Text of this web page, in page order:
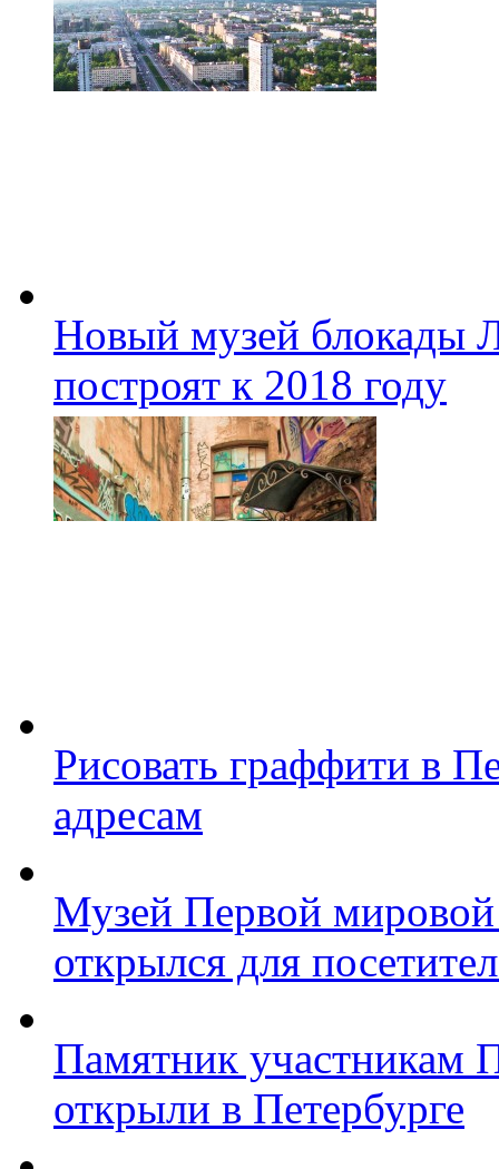
Новый музей блокады
построят к 2018 году
Рисовать граффити в
адресам
Музей Первой
открылся для
Памятник участникам
открыли в Петербурге